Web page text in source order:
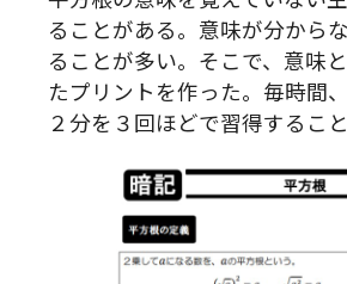
ることがある。意味が分から
ることが多い。そこで、意味
たプリントを作った。毎時間
２分を３回ほどで習得するこ